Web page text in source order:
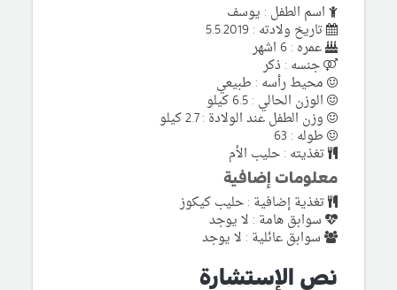
اسم الطفل : يوسف
تاريخ ولادته : 5.5.2019
عمره : 6 اشهر
جنسه : ذكر
محيط رأسه : طبيعي
الوزن الحالي : 6.5 كيلو
وزن الطفل عند الولادة : 2.7 كيلو
طوله : 63
تغذيته : حليب الأم
معلومات إضافية
تغذية إضافية : حليب كيكوز
سوابق هامة : لا يوجد
سوابق عائلية : لا يوجد
نص الإستشارة